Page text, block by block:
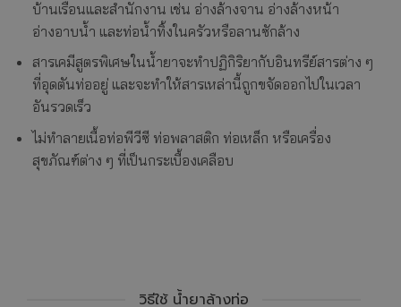
บ้านเรือนและสำนักงาน เช่น อ่างล้างจาน อ่างล้างหน้า
อ่างอาบน้ำ และท่อน้ำทิ้งในครัวหรือลานซักล้าง
สารเคมีสูตรพิเศษในน้ำยาจะทำปฏิกิริยากับอินทรีย์สารต่าง ๆ
ที่อุดตันท่ออยู่ และจะทำให้สารเหล่านี้ถูกขจัดออกไปในเวลา
อันรวดเร็ว
ไม่ทำลายเนื้อท่อพีวีซี ท่อพลาสติก ท่อเหล็ก หรือเครื่อง
สุขภัณฑ์ต่าง ๆ ที่เป็นกระเบื้องเคลือบ
วิธีใช้ น้ำยาล้างท่อ